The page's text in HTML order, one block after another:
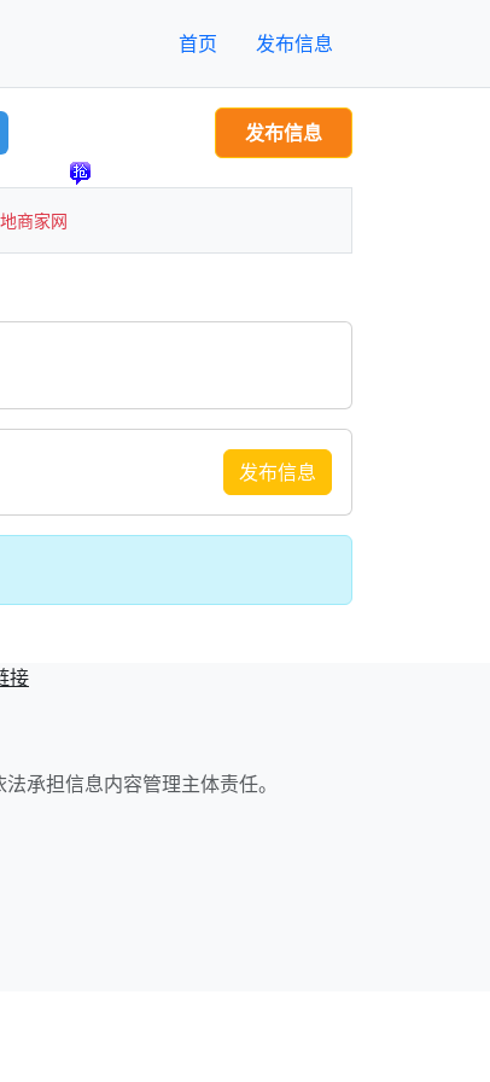
首页 发布信息
发布信息
商家网
发布信息
接
承担信息内容管理主体责任。